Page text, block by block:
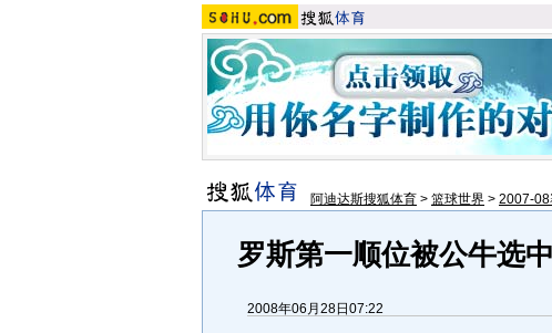
阿迪达斯搜狐体育 > 篮球世界 > 2007-08
罗斯第一顺位被公牛选
2008年06月28日07:22